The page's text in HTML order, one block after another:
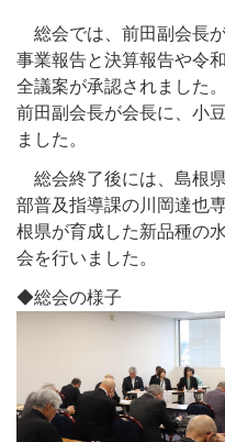
総会では、前田副会長
事業報告と決算報告や令
全議案が承認されました
前田副会長が会長に、小
ました。
総会終了後には、島根
部普及指導課の川岡達也
根県が育成した新品種の
会を行いました。
◆総会の様子